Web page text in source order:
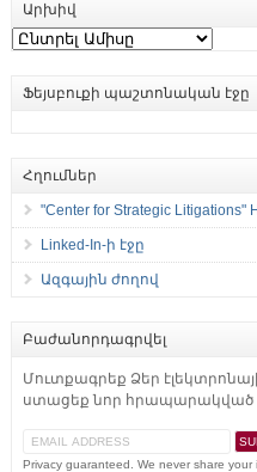
Արխիվ
Արխիվ
Ֆեյսբուքի պաշտոնական էջը
Հղումներ
"Center for Strategic Litigations"
Linked-In-ի էջը
Ազգային ժողով
Բաժանորդագրվել
Մուտքագրեք Ձեր
ստացեք նոր հրապարակված
Privacy guaranteed. We never share your